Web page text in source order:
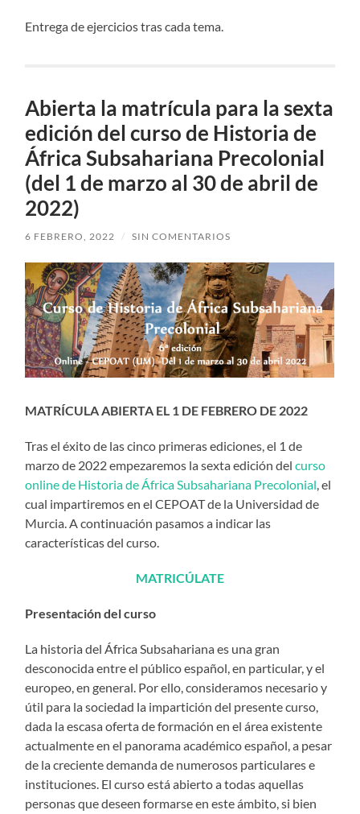
Entrega de ejercicios tras cada tema.
Abierta la matrícula para la sexta
edición del curso de Historia de
África Subsahariana Precolonial
(del 1 de marzo al 30 de abril de
2022)
6 FEBRERO, 2022 / SIN COMENTARIOS
MATRÍCULA ABIERTA EL 1 DE FEBRERO DE 2022
Tras el éxito de las cinco primeras ediciones, el 1 de
marzo de 2022 empezaremos la sexta edición delcurso
online de Historia de África Subsahariana Precolonial, el
cual impartiremos en el CEPOAT de la Universidad de
Murcia. A continuación pasamos a indicar las
características del curso.
MATRICÚLATE
Presentación del curso
La historia del África Subsahariana es una gran
desconocida entre el público español, en particular, y el
europeo, en general. Por ello, consideramos necesario y
útil para la sociedad la impartición del presente curso,
dada la escasa oferta de formación en el área existente
actualmente en el panorama académico español, a pesar
de la creciente demanda de numerosos particulares e
instituciones. El curso está abierto a todas aquellas
personas que deseen formarse en este ámbito, si bien